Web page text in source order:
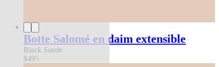
Botte Salomé en daim extensible
Black Suede
$495